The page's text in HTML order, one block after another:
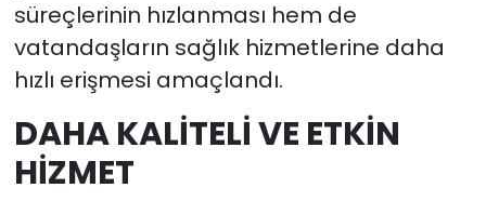
süreçlerinin hızlanması hem de
vatandaşların sağlık hizmetlerine daha
hızlı erişmesi amaçlandı.
DAHA KALİTELİ VE ETKİN
HİZMET